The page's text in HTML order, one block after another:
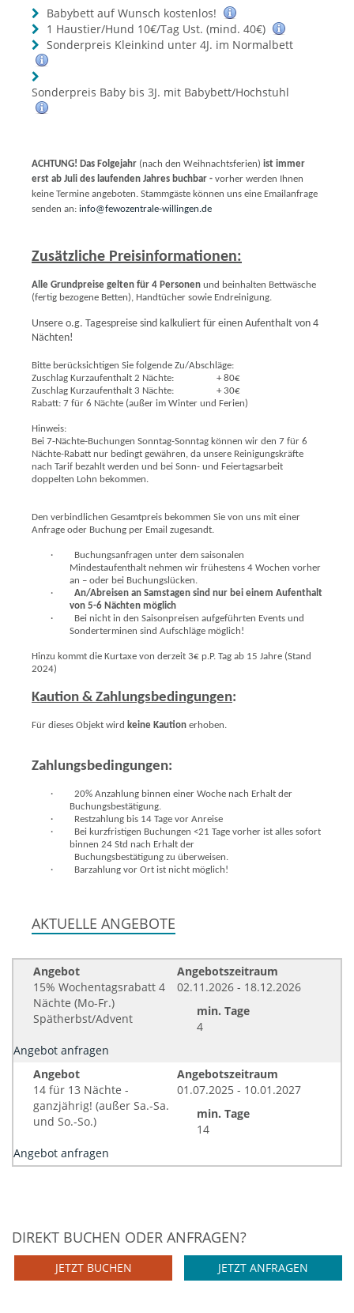
Babybett auf Wunsch kostenlos!
1 Haustier/Hund 10€/Tag Ust. (mind. 40€)
Sonderpreis Kleinkind unter 4J. im Normalbett
Sonderpreis Baby bis 3J. mit Babybett/Hochstuhl
ACHTUNG! Das Folgejahr (nach den Weihnachtsferien) ist immer
erst ab Juli des laufenden Jahres buchbar - vorher werden Ihnen
keine Termine angeboten. Stammgäste können uns eine Emailanfrage
senden an: info@fewozentrale-willingen.de
Zusätzliche Preisinformationen:
Alle Grundpreise gelten für 4 Personen und beinhalten Bettwäsche
(fertig bezogene Betten), Handtücher sowie Endreinigung.
Unsere o.g. Tagespreise sind kalkuliert für einen Aufenthalt von 4
Nächten!
Bitte berücksichtigen Sie folgende Zu/Abschläge:
Zuschlag Kurzaufenthalt 2 Nächte:
+ 80€
Zuschlag Kurzaufenthalt 3 Nächte:
+ 30€
Rabatt: 7 für 6 Nächte (außer im Winter und Ferien)
Hinweis:
Bei 7-Nächte-Buchungen Sonntag-Sonntag können wir den 7 für 6
Nächte-Rabatt nur bedingt gewähren, da unsere Reinigungskräfte
nach Tarif bezahlt werden und bei Sonn- und Feiertagsarbeit
doppelten Lohn bekommen.
Den verbindlichen Gesamtpreis bekommen Sie von uns mit einer
Anfrage oder Buchung per Email zugesandt.
· Buchungsanfragen unter dem saisonalen
Mindestaufenthalt nehmen wir frühestens 4 Wochen vorher
an – oder bei Buchungslücken.
· An/Abreisen an Samstagen sind nur bei einem Aufenthalt
von 5-6 Nächten möglich
· Bei nicht in den Saisonpreisen aufgeführten Events und
Sonderterminen sind Aufschläge möglich!
Hinzu kommt die Kurtaxe von derzeit 3€ p.P. Tag ab 15 Jahre (Stand
2024)
Kaution & Zahlungsbedingungen:
Für dieses Objekt wird keine Kaution erhoben.
Zahlungsbedingungen:
· 20% Anzahlung binnen einer Woche nach Erhalt der
Buchungsbestätigung.
· Restzahlung bis 14 Tage vor Anreise
· Bei kurzfristigen Buchungen <21 Tage vorher ist alles sofort
binnen 24 Std nach Erhalt der
Buchungsbestätigung zu überweisen.
· Barzahlung vor Ort ist nicht möglich!
AKTUELLE ANGEBOTE
Angebot
15% Wochentagsrabatt 4
Nächte (Mo-Fr.)
Spätherbst/Advent
Angebotszeitraum
02.11.2026 - 18.12.2026
min. Tage
4
Angebot anfragen
Angebot
14 für 13 Nächte -
ganzjährig! (außer Sa.-Sa.
und So.-So.)
Angebotszeitraum
01.07.2025 - 10.01.2027
min. Tage
14
Angebot anfragen
DIREKT BUCHEN ODER ANFRAGEN?
JETZT ANFRAGEN
JETZT BUCHEN